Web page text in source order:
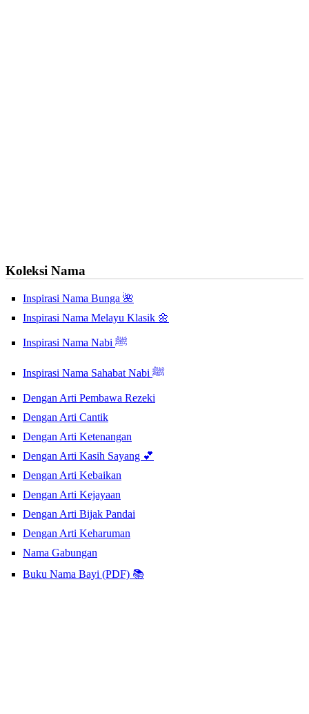
Koleksi Nama
Inspirasi Nama Bunga 🌺
Inspirasi Nama Melayu Klasik 🌼
Inspirasi Nama Nabi ﷺ
Inspirasi Nama Sahabat Nabi ﷺ
Dengan Arti Pembawa Rezeki
Dengan Arti Cantik
Dengan Arti Ketenangan
Dengan Arti Kasih Sayang 💕
Dengan Arti Kebaikan
Dengan Arti Kejayaan
Dengan Arti Bijak Pandai
Dengan Arti Keharuman
Nama Gabungan
Buku Nama Bayi (PDF) 📚